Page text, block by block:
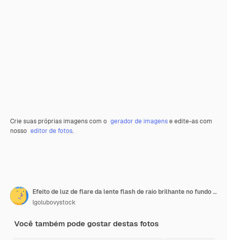
Crie suas próprias imagens com o gerador de imagense edite-as com
nosso editor de fotos.
Efeito de luz de flare da lente flash de raio brilhante no fundo efeito óptico do spotlight
lgolubovystock
Você também pode gostar destas fotos